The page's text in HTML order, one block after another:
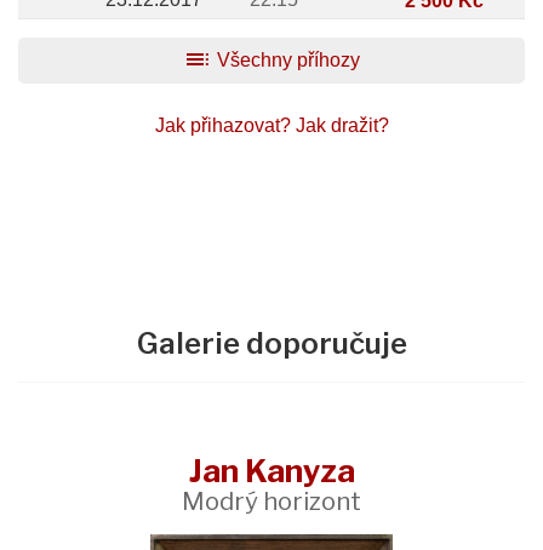
toc Všechny příhozy
Jak přihazovat? Jak dražit?
Galerie doporučuje
Jan Kanyza
Modrý horizont